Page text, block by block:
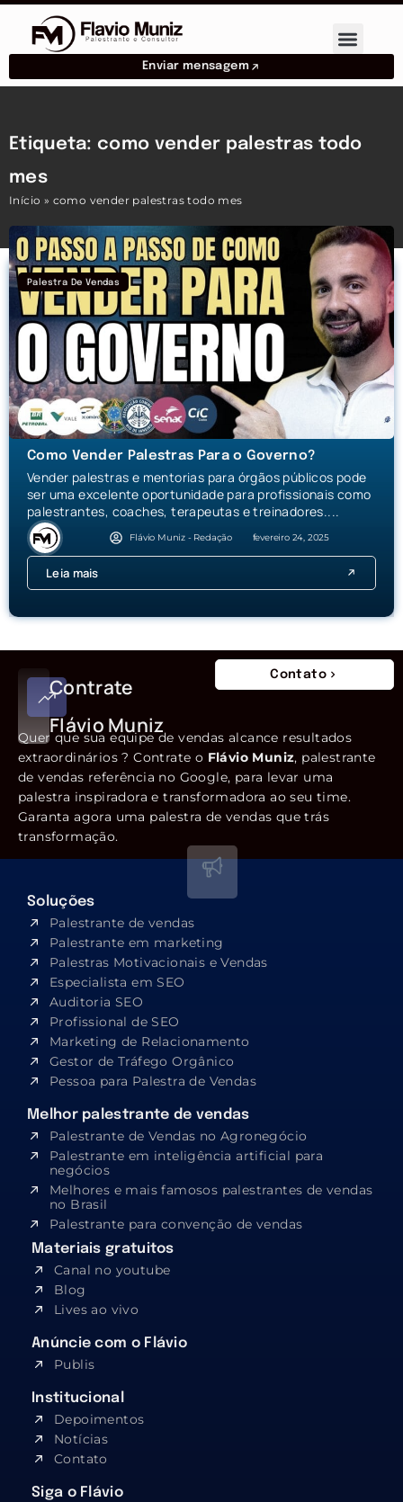
Enviar mensagem
Etiqueta: como vender palestras todo
mes
Início » como vender palestras todo mes
Palestra De Vendas
Como Vender Palestras Para o Governo?
Vender palestras e mentorias para órgãos públicos pode
ser uma excelente oportunidade para profissionais como
palestrantes, coaches, terapeutas e treinadores....
Flávio Muniz - Redação fevereiro 24, 2025
Leia mais
Contrate
Flávio Muniz
Contato
Quer que sua equipe de vendas alcance resultados
extraordinários ? Contrate o Flávio Muniz, palestrante
de vendas referência no Google, para levar uma
palestra inspiradora e transformadora ao seu time.
Garanta agora uma palestra de vendas que trás
transformação.
Soluções
Palestrante de vendas
Palestrante em marketing
Palestras Motivacionais e Vendas
Especialista em SEO​
Auditoria SEO
Profissional de SEO
Marketing de Relacionamento
Gestor de Tráfego Orgânico
Pessoa para Palestra de Vendas
Melhor palestrante de vendas
Palestrante de Vendas no Agronegócio
Palestrante em inteligência artificial para
negócios
Melhores e mais famosos palestrantes de vendas
no Brasil
Palestrante para convenção de vendas
Materiais gratuitos
Canal no youtube
Blog
Lives ao vivo
Anúncie com o Flávio
Publis
Institucional
Depoimentos
Notícias
Contato
Siga o Flávio